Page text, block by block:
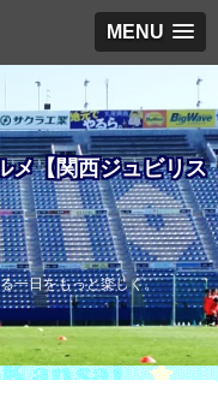
MENU
メ【関西ジュビリス
一日をもっと楽しく。